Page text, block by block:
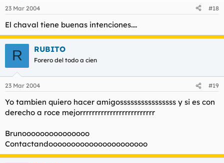
23 Mar 2004 #18
El chaval tiene buenas intenciones....
R RUBITO
Forero del todo a cien
23 Mar 2004 #19
Yo tambien quiero hacer amigossssssssssssssss y si es con
derecho a roce mejorrrrrrrrrrrrrrrrrrrrrrrrr
Brunooooooooooooooo
Contactandoooooooooooooooooooooo